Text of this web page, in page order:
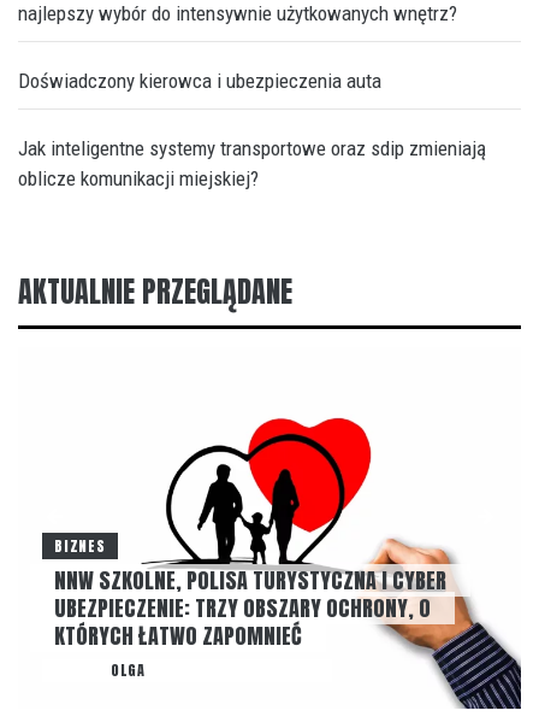
najlepszy wybór do intensywnie użytkowanych wnętrz?
Doświadczony kierowca i ubezpieczenia auta
Jak inteligentne systemy transportowe oraz sdip zmieniają
oblicze komunikacji miejskiej?
AKTUALNIE PRZEGLĄDANE
BIZNES
NNW SZKOLNE, POLISA TURYSTYCZNA I CYBER
UBEZPIECZENIE: TRZY OBSZARY OCHRONY, O
KTÓRYCH ŁATWO ZAPOMNIEĆ
OLGA